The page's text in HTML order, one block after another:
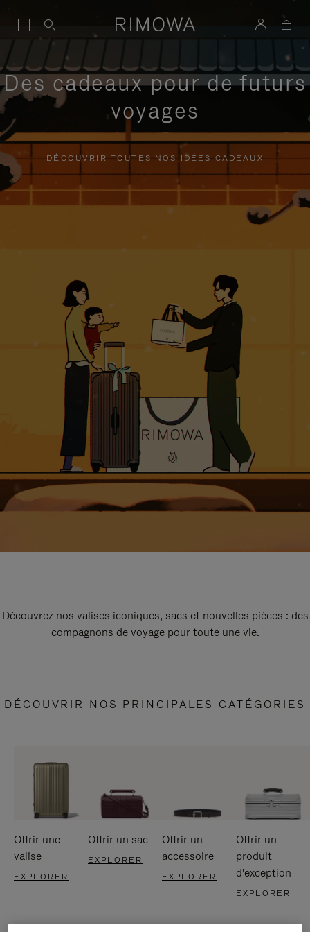
Des cadeaux pour de futurs
voyages
DÉCOUVRIR TOUTES NOS IDÉES CADEAUX
Découvrez nos valises iconiques, sacs et nouvelles pièces : des
compagnons de voyage pour toute une vie.
DÉCOUVRIR NOS PRINCIPALES CATÉGORIES
Offrir une
valise
EXPLORER
Offrir un sac
EXPLORER
Offrir un
accessoire
EXPLORER
Offrir un
produit
d'exception
EXPLORER